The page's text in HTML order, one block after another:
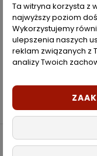
Moje konto
Opcje dostawy
Metody płatności
Zwroty i
Ta witryna korzysta z
najwyższy poziom
Wykorzystujemy
ulepszenia naszych
reklam związanych z
analizy Twoich
Copyright ©